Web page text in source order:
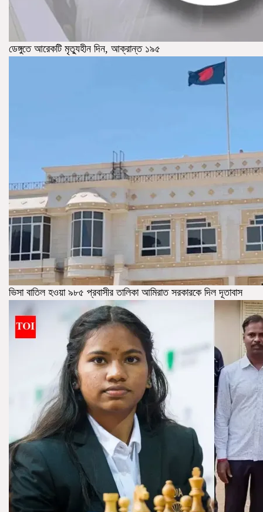
ডেঙ্গুতে আরেকটি ‍মৃত্যুহীন দিন, আক্রান্ত ১৯৫
ভিসা বাতিল হওয়া ৯৮৫ প্রবাসীর তালিকা আমিরাত সরকারকে দিল দূতাবাস